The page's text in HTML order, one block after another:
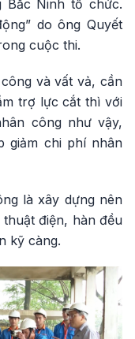
Bắc Ninh tổ chức.
do ông Quyết
cuộc thi.
và vất vả, cần
trợ lực cắt thì với
công như vậy,
giảm chi phí nhân
là xây dựng nên
điện, hàn đều
kỹ càng.